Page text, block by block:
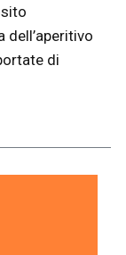
dell’aperitivo
di